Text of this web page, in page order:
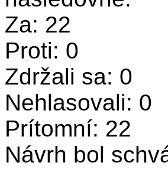
Za: 22
Proti: 0
Zdržali sa: 0
Nehlasovali: 0
Prítomní: 22
Návrh bol